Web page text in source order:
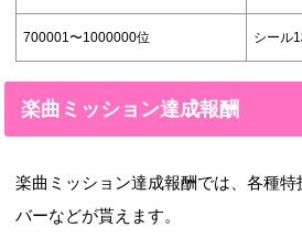
700001〜1000000位 シール
楽曲ミッション達成報酬
楽曲ミッション達成報酬では、各種
バーなどが貰えます。